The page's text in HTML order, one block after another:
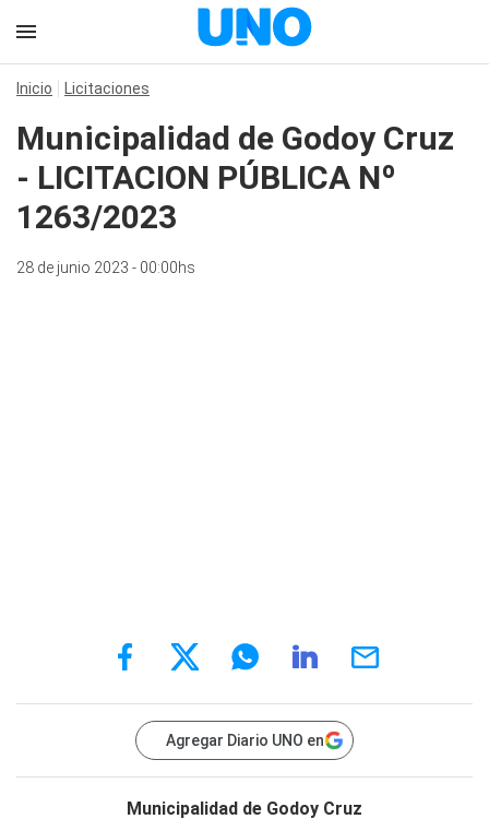
Inicio Licitaciones
Municipalidad de Godoy Cruz
- LICITACION PÚBLICA Nº
1263/2023
28 de junio 2023 - 00:00hs
Agregar Diario UNO en
Municipalidad de Godoy Cruz